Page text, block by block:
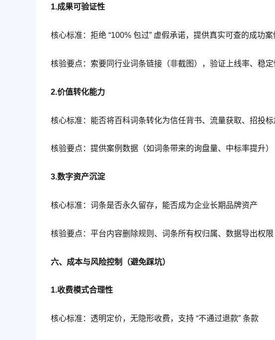
1.成果可验证性
核心标准：拒绝 “100% 包过” 虚假承诺，提供真实可查的成功案
核验要点：索要同行业词条链接（非截图），验证上线率、稳定
2.价值转化能力
核心标准：能否将百科词条转化为信任背书、流量获取、招投标
核验要点：提供案例数据（如词条带来的询盘量、中标率提升）
3.数字资产沉淀
核心标准：词条是否永久留存，能否成为企业长期品牌资产
核验要点：平台内容删除规则、词条所有权归属、数据导出权限
六、成本与风险控制（避免踩坑）
1.收费模式合理性
核心标准：透明定价，无隐形收费，支持 “不通过退款” 条款